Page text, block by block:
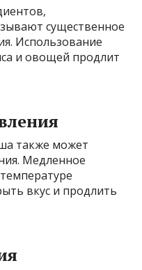
существенное
Использование
и овощей продлит
также может
Медленное
вкус и продлить